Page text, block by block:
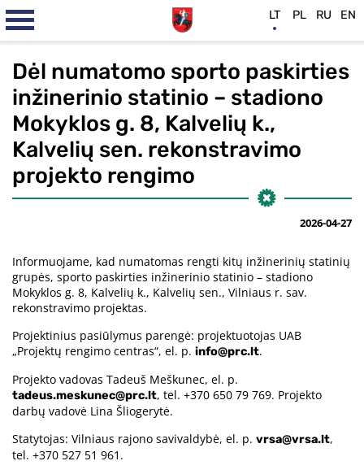
Dėl numatomo sporto paskirties
inžinerinio statinio – stadiono
Mokyklos g. 8, Kalvelių k.,
Kalvelių sen. rekonstravimo
projekto rengimo
2026-04-27
Informuojame, kad numatomas rengti kitų inžinerinių statinių
grupės, sporto paskirties inžinerinio statinio – stadiono
Mokyklos g. 8, Kalvelių k., Kalvelių sen., Vilniaus r. sav.
rekonstravimo projektas.
Projektinius pasiūlymus parengė: projektuotojas UAB
„Projektų rengimo centras“, el. p. info@prc.lt.
Projekto vadovas Tadeuš Meškunec, el. p.
tadeus.meskunec@prc.lt, tel. +370 650 79 769. Projekto
darbų vadovė Lina Šliogerytė.
Statytojas: Vilniaus rajono savivaldybė, el. p. vrsa@vrsa.lt,
tel. +370 527 51 961.
LT PL RU EN